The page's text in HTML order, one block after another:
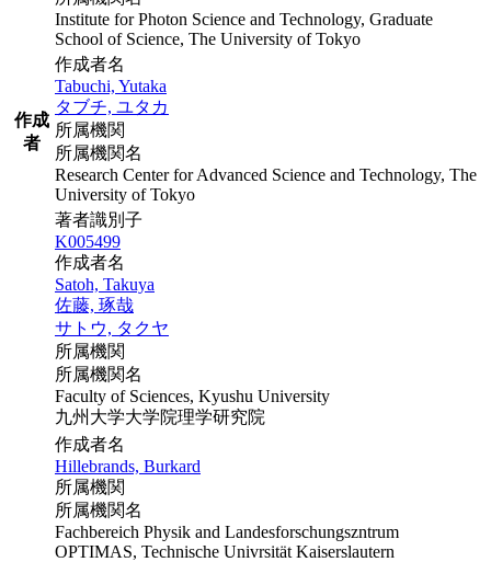
作成
者
Institute for Photon Science and Technology, Graduate
School of Science, The University of Tokyo
作成者名
Tabuchi, Yutaka
タブチ, ユタカ
所属機関
所属機関名
Research Center for Advanced Science and Technology, The
University of Tokyo
著者識別子
K005499
作成者名
Satoh, Takuya
佐藤, 琢哉
サトウ, タクヤ
所属機関
所属機関名
Faculty of Sciences, Kyushu University
九州大学大学院理学研究院
作成者名
Hillebrands, Burkard
所属機関
所属機関名
Fachbereich Physik and Landesforschungszntrum
OPTIMAS, Technische Univrsität Kaiserslautern